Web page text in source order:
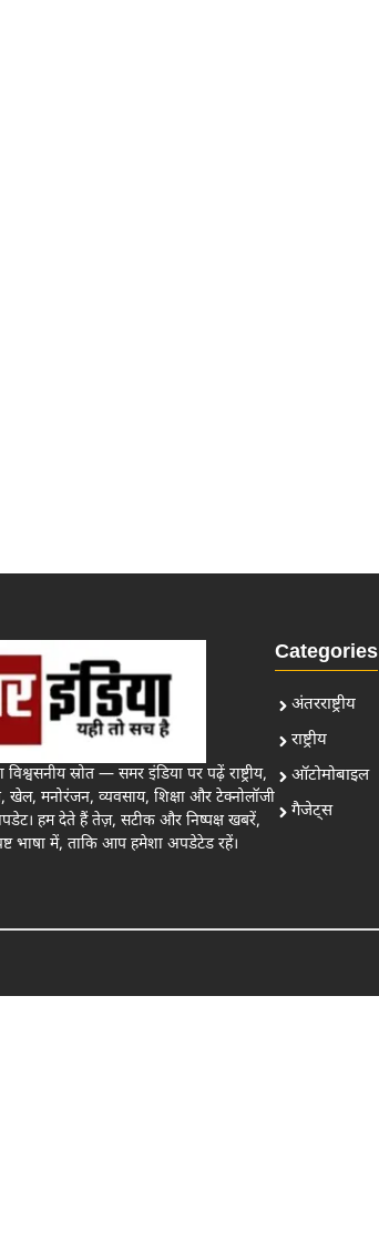
स्रोत — समर इंडिया पर पढ़ें राष्ट्रीय,
खेल, मनोरंजन, व्यवसाय, शिक्षा और टेक्नोलॉजी
हम देते हैं तेज़, सटीक और निष्पक्ष खबरें,
भाषा में, ताकि आप हमेशा अपडेटेड रहें।
Categories
अंतरराष्ट्रीय
राष्ट्रीय
ऑटोमोबाइल
गैजेट्स